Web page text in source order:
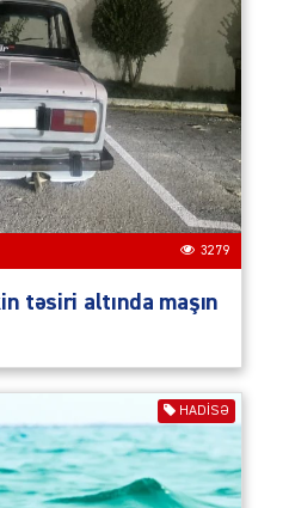
3279
təsiri altında maşın
HADISƏ